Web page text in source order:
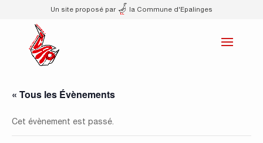
Un site proposé par la Commune d'Epalinges
« Tous les Évènements
Cet évènement est passé.